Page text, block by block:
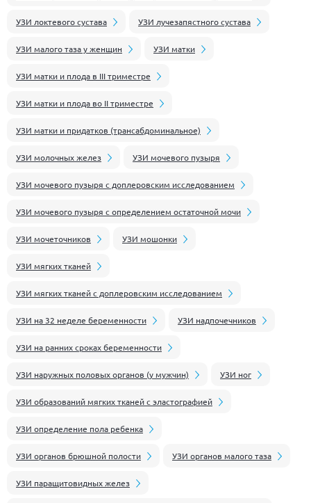
УЗИ локтевого сустава УЗИ лучезапястного сустава
УЗИ малого таза у женщин УЗИ матки
УЗИ матки и плода в III триместре
УЗИ матки и плода во II триместре
УЗИ матки и придатков (трансабдоминальное)
УЗИ молочных желез УЗИ мочевого пузыря
УЗИ мочевого пузыря с доплеровским исследованием
УЗИ мочевого пузыря с определением остаточной мочи
УЗИ мочеточников УЗИ мошонки
УЗИ мягких тканей
УЗИ мягких тканей с доплеровским исследованием
УЗИ на 32 неделе беременности УЗИ надпочечников
УЗИ на ранних сроках беременности
УЗИ наружных половых органов (у мужчин) УЗИ ног
УЗИ образований мягких тканей с эластографией
УЗИ определение пола ребенка
УЗИ органов брюшной полости УЗИ органов малого таза
УЗИ паращитовидных желез